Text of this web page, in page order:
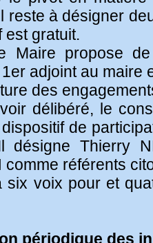
reste à désigner
est gratuit.
Maire propose
adjoint au maire
des
délibéré, le
de
désigne Thierry
comme référents
six voix pour et
périodique des